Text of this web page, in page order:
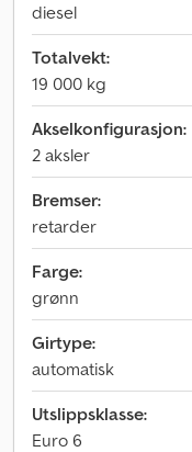
diesel
Totalvekt:
19 000 kg
Akselkonfigurasjon:
2 aksler
Bremser:
retarder
Farge:
grønn
Girtype:
automatisk
Utslippsklasse:
Euro 6